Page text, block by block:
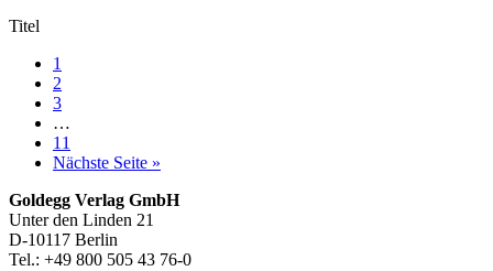
Titel
Seite
1
Seite
2
Seite
3
Zwischenseiten
…
Seite
11
Nächste Seite aufrufen
»
Footer-
Section
Goldegg Verlag GmbH
Unter den Linden 21
D-10117 Berlin
Tel.: +49 800 505 43 76-0